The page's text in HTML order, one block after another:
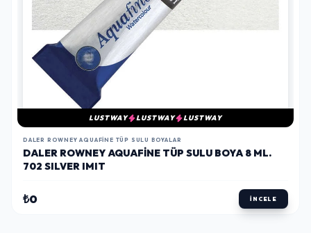
LUSTWAY LUSTWAY LUSTWAY
DALER ROWNEY AQUAFINE TÜP SULU BOYALAR
DALER ROWNEY AQUAFINE TÜP SULU BOYA 8 ML.
702 SILVER IMIT
₺0 İNCELE